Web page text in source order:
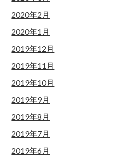
2020年2月
2020年1月
2019年12月
2019年11月
2019年10月
2019年9月
2019年8月
2019年7月
2019年6月